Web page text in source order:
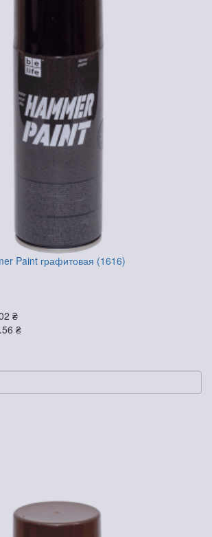
Paint графитовая (1616)
₴
₴